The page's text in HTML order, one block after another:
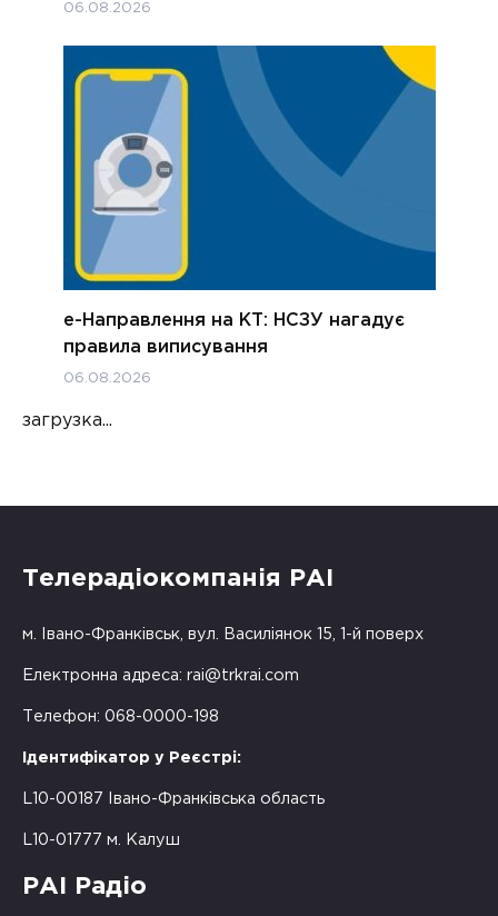
06.08.2026
е-Направлення на КТ: НСЗУ нагадує
правила виписування
06.08.2026
загрузка...
Телерадіокомпанія РАІ
м. Івано-Франківськ, вул. Василіянок 15, 1-й поверх
Електронна адреса: rai@trkrai.com
Телефон: 068-0000-198
Ідентифікатор у Реєстрі:
L10-00187 Івано-Франківська область
L10-01777 м. Калуш
РАІ Радіо